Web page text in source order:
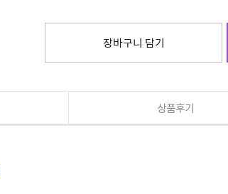
장바구니 담기
상품후기